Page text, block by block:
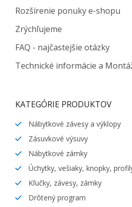
Rozšírenie ponuky e-shopu
Zrýchľujeme
FAQ - najčastejšie otázky
Technické informácie a
KATEGÓRIE PRODUKTOV
Nábytkové závesy a výklopy
Zásuvkové výsuvy
Nábytkové zámky
Úchytky, vešiaky, knopky,
Kľučky, závesy, zámky
Drôtený program